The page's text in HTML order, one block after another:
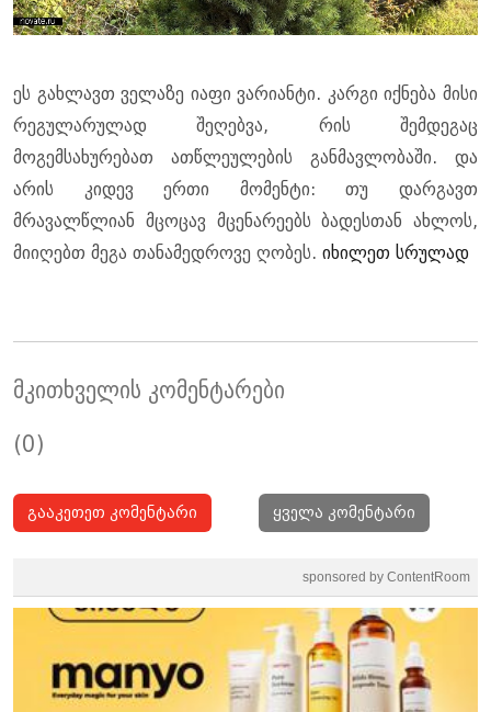
ეს გახლავთ ველაზე იაფი ვარიანტი. კარგი იქნება მისი
რეგულარულად შეღებვა, რის შემდეგაც
მოგემსახურებათ ათწლეულების განმავლობაში. და
არის კიდევ ერთი მომენტი: თუ დარგავთ
მრავალწლიან მცოცავ მცენარეებს ბადესთან ახლოს,
მიიღებთ მეგა თანამედროვე ღობეს. იხილეთ სრულად
მკითხველის კომენტარები
(0)
გააკეთეთ კომენტარი ყველა კომენტარი
sponsored by ContentRoom